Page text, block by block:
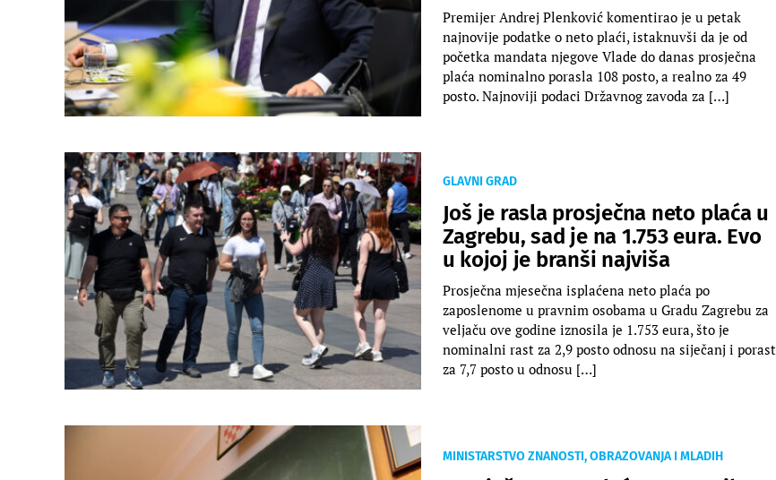
Premijer Andrej Plenković komentirao je u petak
najnovije podatke o neto plaći, istaknuvši da je od
početka mandata njegove Vlade do danas prosječna
plaća nominalno porasla 108 posto, a realno za 49
posto. Najnoviji podaci Državnog zavoda za […]
GLAVNI GRAD
Još je rasla prosječna neto plaća u
Zagrebu, sad je na 1.753 eura. Evo
u kojoj je branši najviša
Prosječna mjesečna isplaćena neto plaća po
zaposlenome u pravnim osobama u Gradu Zagrebu za
veljaču ove godine iznosila je 1.753 eura, što je
nominalni rast za 2,9 posto odnosu na siječanj i porast
za 7,7 posto u odnosu […]
MINISTARSTVO ZNANOSTI, OBRAZOVANJA I MLADIH